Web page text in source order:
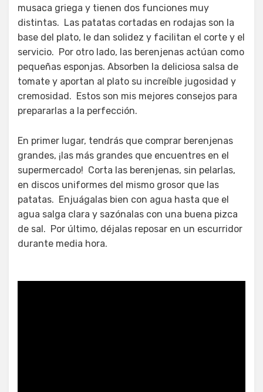
musaca griega y tienen dos funciones muy
distintas. Las patatas cortadas en rodajas son la
base del plato, le dan solidez y facilitan el corte y el
servicio. Por otro lado, las berenjenas actúan como
pequeñas esponjas. Absorben la deliciosa salsa de
tomate y aportan al plato su increíble jugosidad y
cremosidad. Estos son mis mejores consejos para
prepararlas a la perfección.
En primer lugar, tendrás que comprar berenjenas
grandes, ¡las más grandes que encuentres en el
supermercado! Corta las berenjenas, sin pelarlas,
en discos uniformes del mismo grosor que las
patatas. Enjuágalas bien con agua hasta que el
agua salga clara y sazónalas con una buena pizca
de sal. Por último, déjalas reposar en un escurridor
durante media hora.